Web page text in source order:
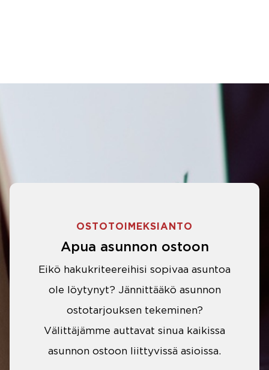
OSTOTOIMEKSIANTO
Apua asunnon ostoon
Eikö hakukriteereihisi sopivaa asuntoa
ole löytynyt? Jännittääkö asunnon
ostotarjouksen tekeminen?
Välittäjämme auttavat sinua kaikissa
asunnon ostoon liittyvissä asioissa.